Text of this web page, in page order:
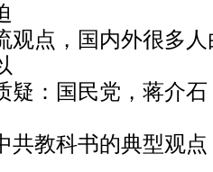
观点，国内外很多
疑：国民党，蒋介
共教科书的典型观